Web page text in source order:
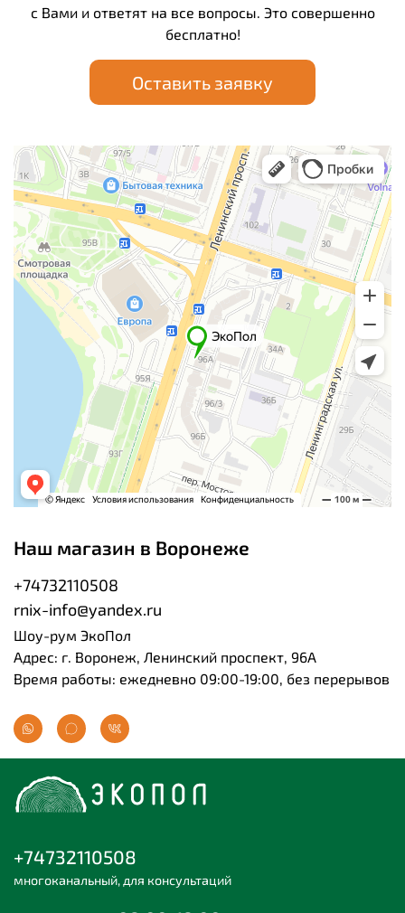
с Вами и ответят на все вопросы. Это совершенно
бесплатно!
Оставить заявку
Наш магазин в Воронеже
+74732110508
rnix-info@yandex.ru
Шоу-рум ЭкоПол
Адрес: г. Воронеж, Ленинский проспект, 96А
Время работы: ежедневно 09:00-19:00, без перерывов
+74732110508
многоканальный, для консультаций